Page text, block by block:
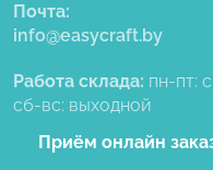
Почта:
info@easycraft.by
Работа склада: пн-пт:
сб-вс: выходной
Приём онлайн